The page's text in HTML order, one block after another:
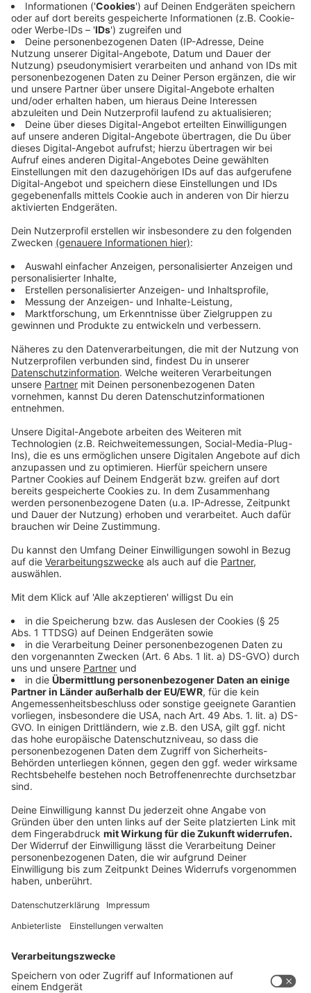
Und doch ist es irgendwie immer ein schönes Gefühl,
wenn man beispielsweise einen Vogel im eigenen
Garten entdeckt, den man zuvor noch nie gesehen hat.
Um die Chance für solche Momente zu erhöhen, hat
der NABU zusammen mit dem Partnerprojekt
"gARTENreich" Tipps zusammengestellt, die dabei
helfen sollen, die Artenvielfalt bei uns zu erhöhen.
Anzeige
©NABU/Frank Hecker
Anzeige
Die Tipps vom NABU für mehr Artenvielfalt
Anzeige
Heimische Gehölze wie Schwarzer Holunder,
Kornelkirsche, Gewöhnliche Felsenbirne,
Hundsrose und Berberitze nutzen. Ihre Blüten und
Früchte bieten Leckerbissen für viele Tiere.
Gräsern entwickeln sich über mehrere Jahre
hinweg; sie werden von Jahr zu Jahr schöner und
artenreicher. Wildkräuter und -blumen locken
verschiedene Wildbienenarten, Käfer und andere
Insekten an, die wiederum Nahrung für Vögel,
Fledermäuse und Amphibien sind. Wer seine
Wiesenfläche auch ab und zu als Spielfläche oder
Liegewiese nutzen möchte, sollte statt einer
Blumenwiese einen artenreichen Blumenrasen
Lebensräume und können, anders als eine Wiese,
häufiger betreten werden.
Ein buntes Blütenmeer aus heimischen
Wildstauden sieht nicht nur schön aus, es ist auch
ein Schlemmerbuffet für viele Insektenarten.
Eine Ecke im Garten, die wenig oder gar nicht
bearbeitet wird, ist ein Paradies für Vögel,
Wildbienen, Hummeln, Schmetterlinge und kleine
Tiere, wie Igel und Blindschleiche. Viele Insekten,
wie Prachtkäfer und die Blaue Holzbiene
benötigen Totholz als Lebensraum, eine große
Erde.
Auch Vögel und Insekten haben Durst, einige
Tiere benötigen Wasser, um ihre Eier abzulegen.
Wer etwas für Libellen und andere
wassergebundene Insekten tun möchte, aber nur
wenig Platz hat, der kann in seinem Garten einen
Miniteich anlegen.
Weiterführende Informationen zu den Gartentipps
Gartenvögel geht vom 12. bis 14. Mai 2023. Alle, die
mitmachen wollen, können sichhier informieren